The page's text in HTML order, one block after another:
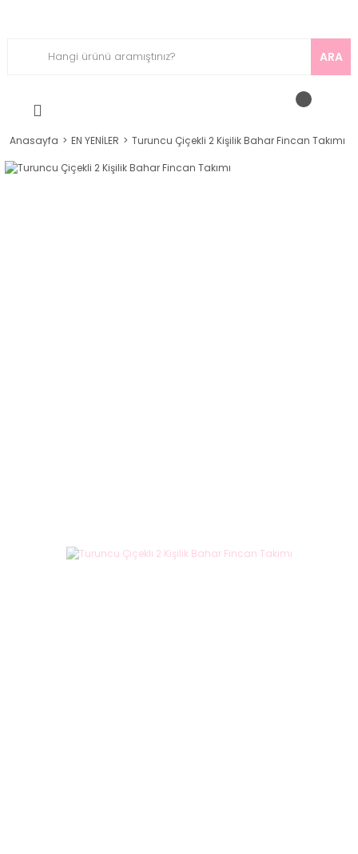
ARA
Anasayfa EN YENİLER Turuncu Çiçekli 2 Kişilik Bahar Fincan Takımı